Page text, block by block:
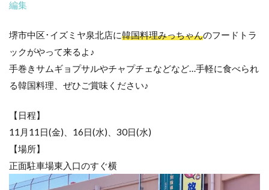
編集
堺市中区･イズミヤ泉北店に韓国料理みっちゃんのフードトラ
ックがやって来るよ♪
手巻きサムギョプサルやチャプチェなどなど…手軽に食べられ
る韓国料理、ぜひご賞味ください♪
【日程】
11月11日(金)、16日(水)、30日(水)
【場所】
正面駐車場東入口のすぐ横